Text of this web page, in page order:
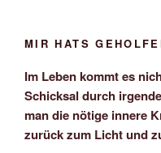
MIR HATS
Im Leben kommt es
Schicksal durch
man die nötige innere
zurück zum Licht und